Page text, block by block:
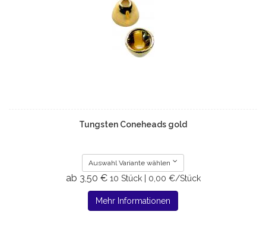
Tungsten Coneheads gold
Auswahl Variante wählen
ab 3,50 € 10 Stück | 0,00 €/Stück
Mehr Informationen